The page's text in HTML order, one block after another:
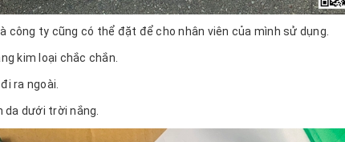
công ty cũng có thể đặt để cho nhân viên của mình sử dụng.
kim loại chắc chắn.
ra ngoài.
da dưới trời nắng.